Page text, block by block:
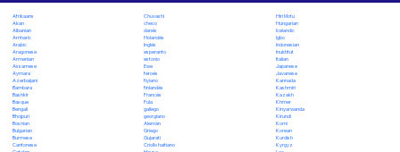
Afrikaans
Akan
Albanian
Amharic
Arabic
Aragonese
Armenian
Assamese
Aymara
Azerbaijani
Bambara
Bashkir
Basque
Bengali
Bhojpuri
Bosnian
Bulgarian
Burmese
Cantonese
Chuvashi
checo
danés
Holandés
Inglés
esperanto
estonio
Ewe
feroés
fiyiano
finlandés
Francés
Fula
gallego
georgiano
Alemán
Griego
Gujarati
Criollo haitiano
Hiri Motu
Hungarian
Icelandic
Igbo
Indonesian
Inuktitut
Italian
Japanese
Javanese
Kannada
Kashmiri
Kazakh
Khmer
Kinyarwanda
Kirundi
Komi
Korean
Kurdish
Kyrgyz